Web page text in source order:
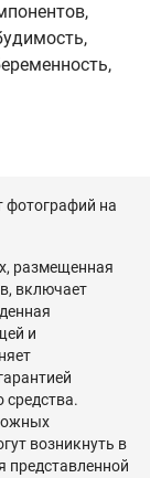
фотографий на
размещенная
включает
и
средства.
возникнуть в
представленной